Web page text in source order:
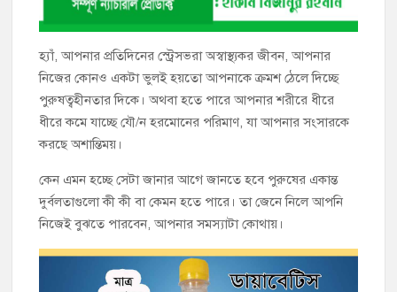
হ্যাঁ, আপনার প্রতিদিনের স্ট্রেসভরা অস্বাস্থ্যকর জীবন, আপনার
নিজের কোনও একটা ভুলই হয়তো আপনাকে ক্রমশ ঠেলে দিচ্ছে
পুরুষত্বহীনতার দিকে। অথবা হতে পারে আপনার শরীরে ধীরে
ধীরে কমে যাচ্ছে যৌ/ন হরমোনের পরিমাণ, যা আপনার সংসারকে
করছে অশান্তিময়।
কেন এমন হচ্ছে সেটা জানার আগে জানতে হবে পুরুষের একান্ত
দুর্বলতাগুলো কী কী বা কেমন হতে পারে। তা জেনে নিলে আপনি
নিজেই বুঝতে পারবেন, আপনার সমস্যাটা কোথায়।